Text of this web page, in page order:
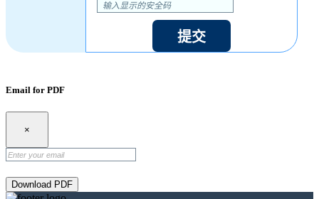
提交
Email for PDF
×
Download PDF